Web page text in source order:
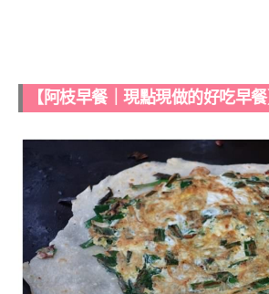
【阿枝早餐｜現點現做的好吃早餐